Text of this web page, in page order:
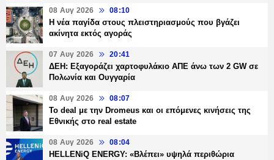
08 Αυγ 2026 08:10
Η νέα παγίδα στους πλειστηριασμούς που βγάζει
ακίνητα εκτός αγοράς
07 Αυγ 2026 20:41
ΔΕΗ: Εξαγοράζει χαρτοφυλάκιο ΑΠΕ άνω των 2 GW σε
Πολωνία και Ουγγαρία
08 Αυγ 2026 08:07
Το deal με την Dromeus και οι επόμενες κινήσεις της
Εθνικής στο real estate
08 Αυγ 2026 08:04
HELLENiQ ENERGY: «Βλέπει» υψηλά περιθώρια